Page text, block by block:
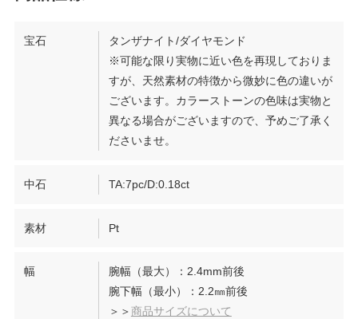
宝石
タンザナイト/ダイヤモンド
※可能な限り実物に近い色を再現しておりま
すが、天然素材の特徴から微妙に色の違いが
ございます。カラーストーンの色味は実物と
異なる場合がございますので、予めご了承く
ださいませ。
中石 TA:7pc/D:0.18ct
素材 Pt
幅
腕幅（最大）：2.4mm前後
腕下幅（最小）：2.2㎜前後
＞＞商品サイズについて